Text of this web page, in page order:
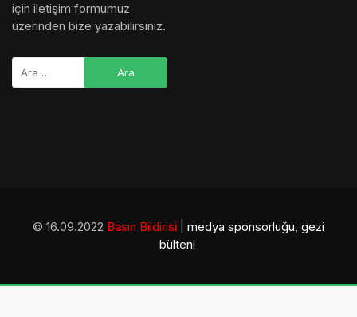
için iletişim formumuz
üzerinden bize yazabilirsiniz.
© 16.09.2022 Basın Bildirisi medya sponsorluğu, gezi
bülteni